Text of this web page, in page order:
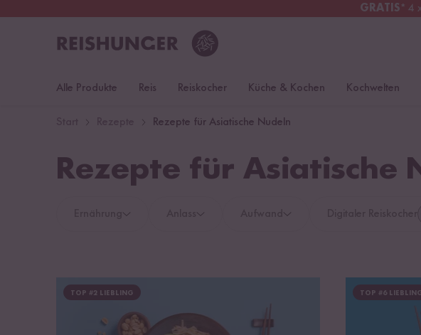
GRATIS* 4
Alle Produkte Reis Reiskocher Küche & Kochen Kochwelten
Rezepte für Asiatische Nudeln
Rezepte für Asiatische
TOP #2 LIEBLING TOP #6